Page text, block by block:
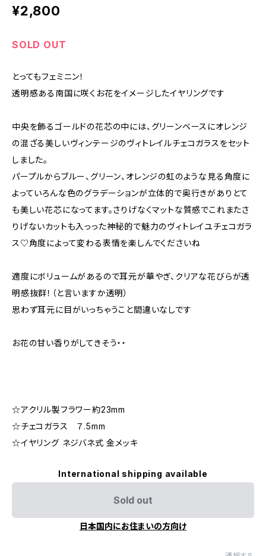
¥2,800
SOLD OUT
とってもフェミニン！
透明感ある南国に咲くお花をイメージしたイヤリングです
中央を飾るゴールドの花芯の中には、グリーンベースにオレンジ
の混ざる美しいヴィンテージのヴィトレイルチェコガラスをセット
しました。
パープルからブルー、グリーン、オレンジの虹のような見る角度に
よっていろんな色のグラデーションが立体的で奥行きがありとて
も美しい花芯になってます。さりげなくマットな質感でこれまたさ
りげないカットも入っった神秘的で魅力のヴィトレイユチェコガラ
ス♡角度によって変わる表情を楽しんでくださいね
適度にボリュームがあるので耳元が華やぎ、クリアな花びらが透
明感抜群！（と言いますか透明）
思わず耳元に目がいっちゃうこと間違いなしです
お花の甘い香りがしてきそう・・
☆アクリル製フラワー約23mm
☆チェコガラス ７.5mm
☆イヤリング ネジバネ式 金メッキ
International shipping available
Sold out
日本国内にお住まいの方向け